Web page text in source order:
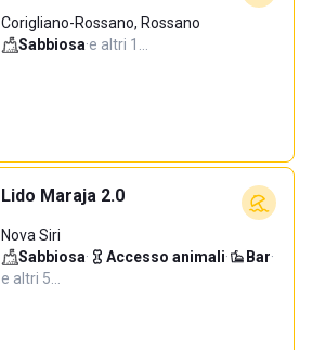
Corigliano-Rossano, Rossano
Sabbiosa·e altri 1…
Lido Maraja 2.0
Nova Siri
Sabbiosa· Accesso animali· Bar·
e altri 5…